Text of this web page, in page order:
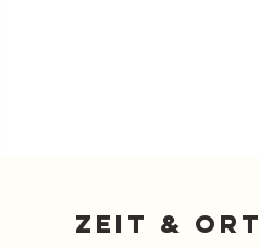
Zeit & Ort